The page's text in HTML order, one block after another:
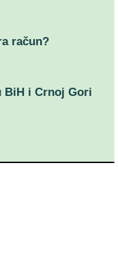
račun?
BiH i Crnoj Gori